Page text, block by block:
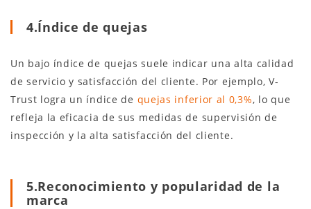
4.Índice de quejas
Un bajo índice de quejas suele indicar una alta calidad
de servicio y satisfacción del cliente. Por ejemplo, V-
Trust logra un índice de quejas inferior al 0,3%, lo que
refleja la eficacia de sus medidas de supervisión de
inspección y la alta satisfacción del cliente.
5.Reconocimiento y popularidad de la
marca